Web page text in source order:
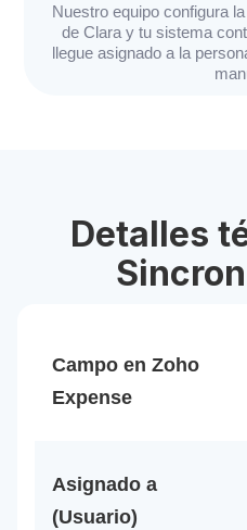
Nuestro equipo configura
de Clara y tu sistema
llegue asignado a la
Detalles
Campo en Zoho
Expense
Asignado a
(Usuario)